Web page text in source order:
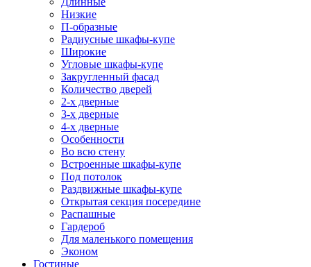
Низкие
П-образные
Радиусные шкафы-купе
Широкие
Угловые шкафы-купе
Закругленный фасад
Количество дверей
2-х дверные
3-х дверные
4-х дверные
Особенности
Во всю стену
Встроенные шкафы-купе
Под потолок
Раздвижные шкафы-купе
Открытая секция посередине
Распашные
Гардероб
Для маленького помещения
Эконом
Гостиные